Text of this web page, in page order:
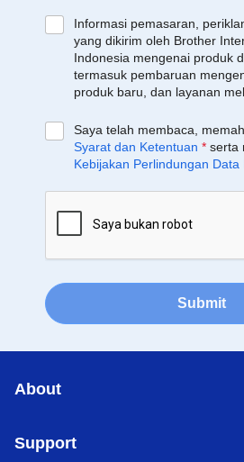
Informasi pemasaran,
yang dikirim oleh Brother
Indonesia mengenai produk
termasuk pembaruan
produk baru, dan layanan
Saya telah membaca,
Syarat dan Ketentuan * serta
Kebijakan Perlindungan Data
Submit
About
Support